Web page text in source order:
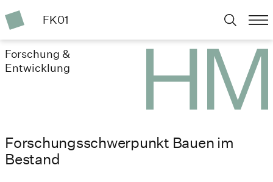
FK01
Forschung &
Entwicklung
Forschungsschwerpunkt Bauen im
Bestand